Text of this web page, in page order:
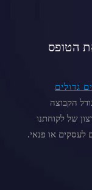
הטופס
גדולים
הקבוצה
של לקוחתנו
לעסקים או פנאי.